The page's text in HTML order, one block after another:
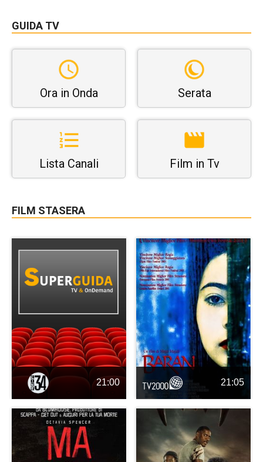
GUIDA TV
Ora in Onda Serata
Lista Canali Film in Tv
FILM STASERA
21:00 21:05